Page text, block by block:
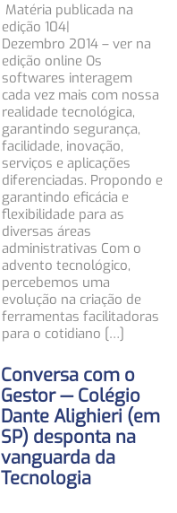
Matéria publicada na
edição 104|
Dezembro 2014 – ver na
edição online Os
softwares interagem
cada vez mais com nossa
realidade tecnológica,
garantindo segurança,
facilidade, inovação,
serviços e aplicações
diferenciadas. Propondo e
garantindo eficácia e
flexibilidade para as
diversas áreas
administrativas Com o
advento tecnológico,
percebemos uma
evolução na criação de
ferramentas facilitadoras
para o cotidiano […]
Conversa com o
Gestor — Colégio
Dante Alighieri (em
SP) desponta na
vanguarda da
Tecnologia